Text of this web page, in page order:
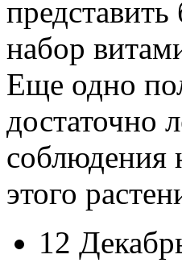
набор
Еще одно
достаточно
соблюдения
этого
12